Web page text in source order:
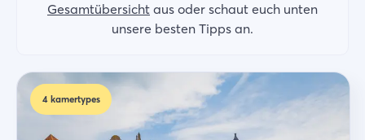
Gesamtübersicht aus oder schaut euch unten
unsere besten Tipps an.
4 kamertypes